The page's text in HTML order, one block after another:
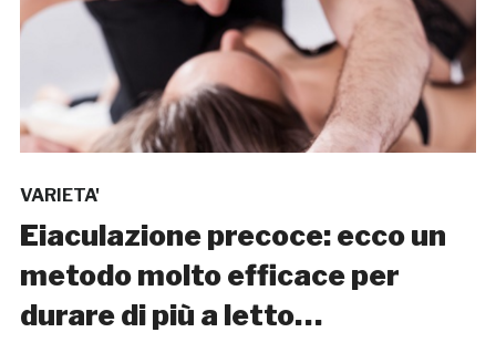
VARIETA'
Eiaculazione precoce: ecco un
metodo molto efficace per
durare di più a letto…